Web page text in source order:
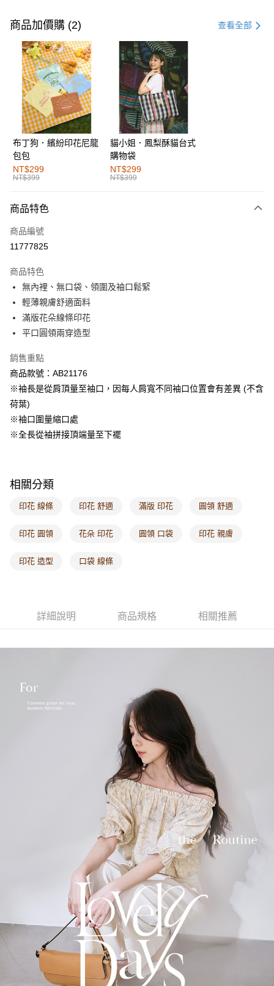
信用卡一次付款
購物金
超商取貨付款
LINE Pay
街口支付
運送方式
全家取貨付款
每筆NT$60，滿NT$1,000(含以上)免運費
付款後全家取貨
萊爾富取貨付款
付款後萊爾富取貨
每筆NT$60，滿NT$1,000(含以上)免運費
7-11取貨付款
每筆NT$60，滿NT$1,000(含以上)免運費
付款後7-11取貨
每筆NT$60，滿NT$1,000(含以上)免運費
宅配
每筆NT$120，滿NT$1,000(含以上)免運費
付款後門市自取
海外配送-港/澳/新/馬/泰國專屬
海外配送-其他亞洲地區 查看運費
商品加價購 (2) 查看全部
布丁狗．繽紛印花尼龍
包包
NT$299
NT$399
貓小姐．鳳梨酥貓台式
購物袋
NT$299
NT$399
商品特色
商品編號
11777825
商品特色
無內裡、無口袋、領圍及袖口鬆緊
輕薄親膚舒適面料
滿版花朵線條印花
平口圓領兩穿造型
銷售重點
商品款號：AB21176
※袖長是從肩頂量至袖口，因每人肩寬不同袖口位置會有差異 (不含
荷葉)
※袖口圍量縮口處
※全長從袖拼接頂端量至下襬
相關分類
印花 線條 印花 舒適 滿版 印花 圓領 舒適
印花 圓領 花朵 印花 圓領 口袋 印花 親膚
印花 造型 口袋 線條
詳細說明 商品規格 相關推薦